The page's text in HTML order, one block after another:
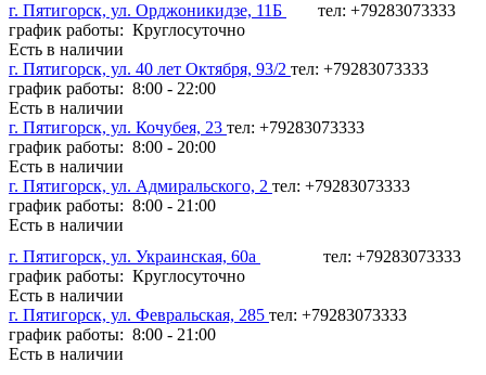
г. Пятигорск, ул. Орджоникидзе, 11Б
тел: +79283073333
график работы: Круглосуточно
Есть в наличии
г. Пятигорск, ул. 40 лет Октября, 93/2 тел: +79283073333
график работы: 8:00 - 22:00
Есть в наличии
г. Пятигорск, ул. Кочубея, 23 тел: +79283073333
график работы: 8:00 - 20:00
Есть в наличии
г. Пятигорск, ул. Адмиральского, 2 тел: +79283073333
график работы: 8:00 - 21:00
Есть в наличии
г. Пятигорск, ул. Украинская, 60а
тел: +79283073333
график работы: Круглосуточно
Есть в наличии
г. Пятигорск, ул. Февральская, 285 тел: +79283073333
график работы: 8:00 - 21:00
Есть в наличии